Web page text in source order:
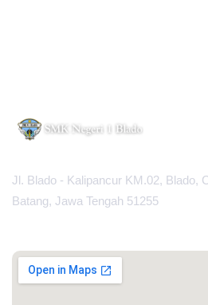
Jl. Blado - Kalipancur KM.02, Blado,
Batang, Jawa Tengah 51255